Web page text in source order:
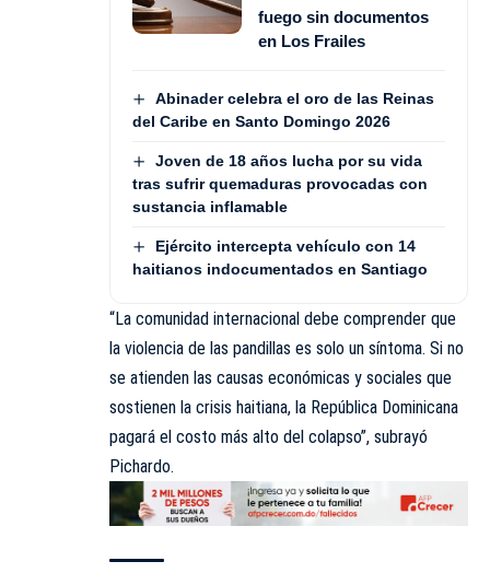
fuego sin documentos
en Los Frailes
Abinader celebra el oro de las Reinas
del Caribe en Santo Domingo 2026
Joven de 18 años lucha por su vida
tras sufrir quemaduras provocadas con
sustancia inflamable
Ejército intercepta vehículo con 14
haitianos indocumentados en Santiago
“La comunidad internacional debe comprender que
la violencia de las pandillas es solo un síntoma. Si no
se atienden las causas económicas y sociales que
sostienen la crisis haitiana, la República Dominicana
pagará el costo más alto del colapso”, subrayó
Pichardo.